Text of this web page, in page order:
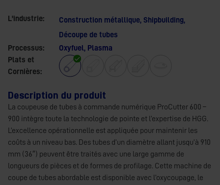
L'industrie: Construction métallique, Shipbuilding,
Découpe de tubes
Processus:
Oxyfuel, Plasma
Plats et
Cornières:
Description du produit
La coupeuse de tubes à commande numérique ProCutter 600 –
900 intègre toute la technologie de pointe et l’expertise de HGG.
L’excellence opérationnelle est appliquée pour maintenir les
coûts à un niveau bas. Des tubes d’un diamètre allant jusqu’à 910
mm (36″) peuvent être traités avec une large gamme de
longueurs de pièces et de formes de profilage. Cette machine de
coupe de tubes abordable est disponible avec l’oxycoupage, le